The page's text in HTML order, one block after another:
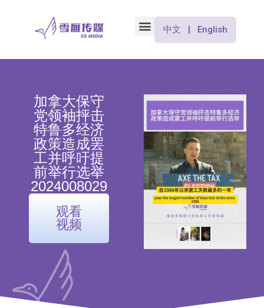
中文 | English
加拿大保守
党领袖抨击
特鲁多经济
政策造成罢
工并呼吁提
前举行选举
2024008029
观看
视频